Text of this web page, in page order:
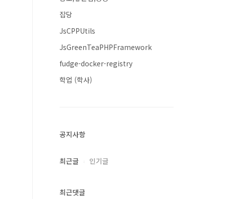
잡당
JsCPPUtils
JsGreenTeaPHPFramework
fudge-docker-registry
학업 (학사)
공지사항
최근글 인기글
최근댓글